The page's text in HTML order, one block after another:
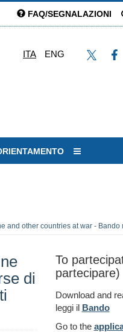
FAQ/SEGNALAZIONI
ITA ENG
and other countries at war -
di
To
partecipare)
Download and
leggi il Bando
Go to the